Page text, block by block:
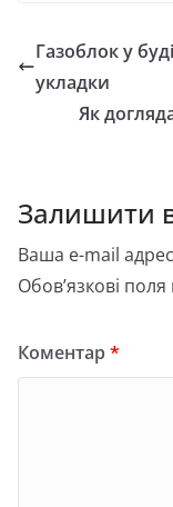
Газоблок у
укладки
Як
Залишити
Ваша e-mail
Обов’язкові
Коментар*